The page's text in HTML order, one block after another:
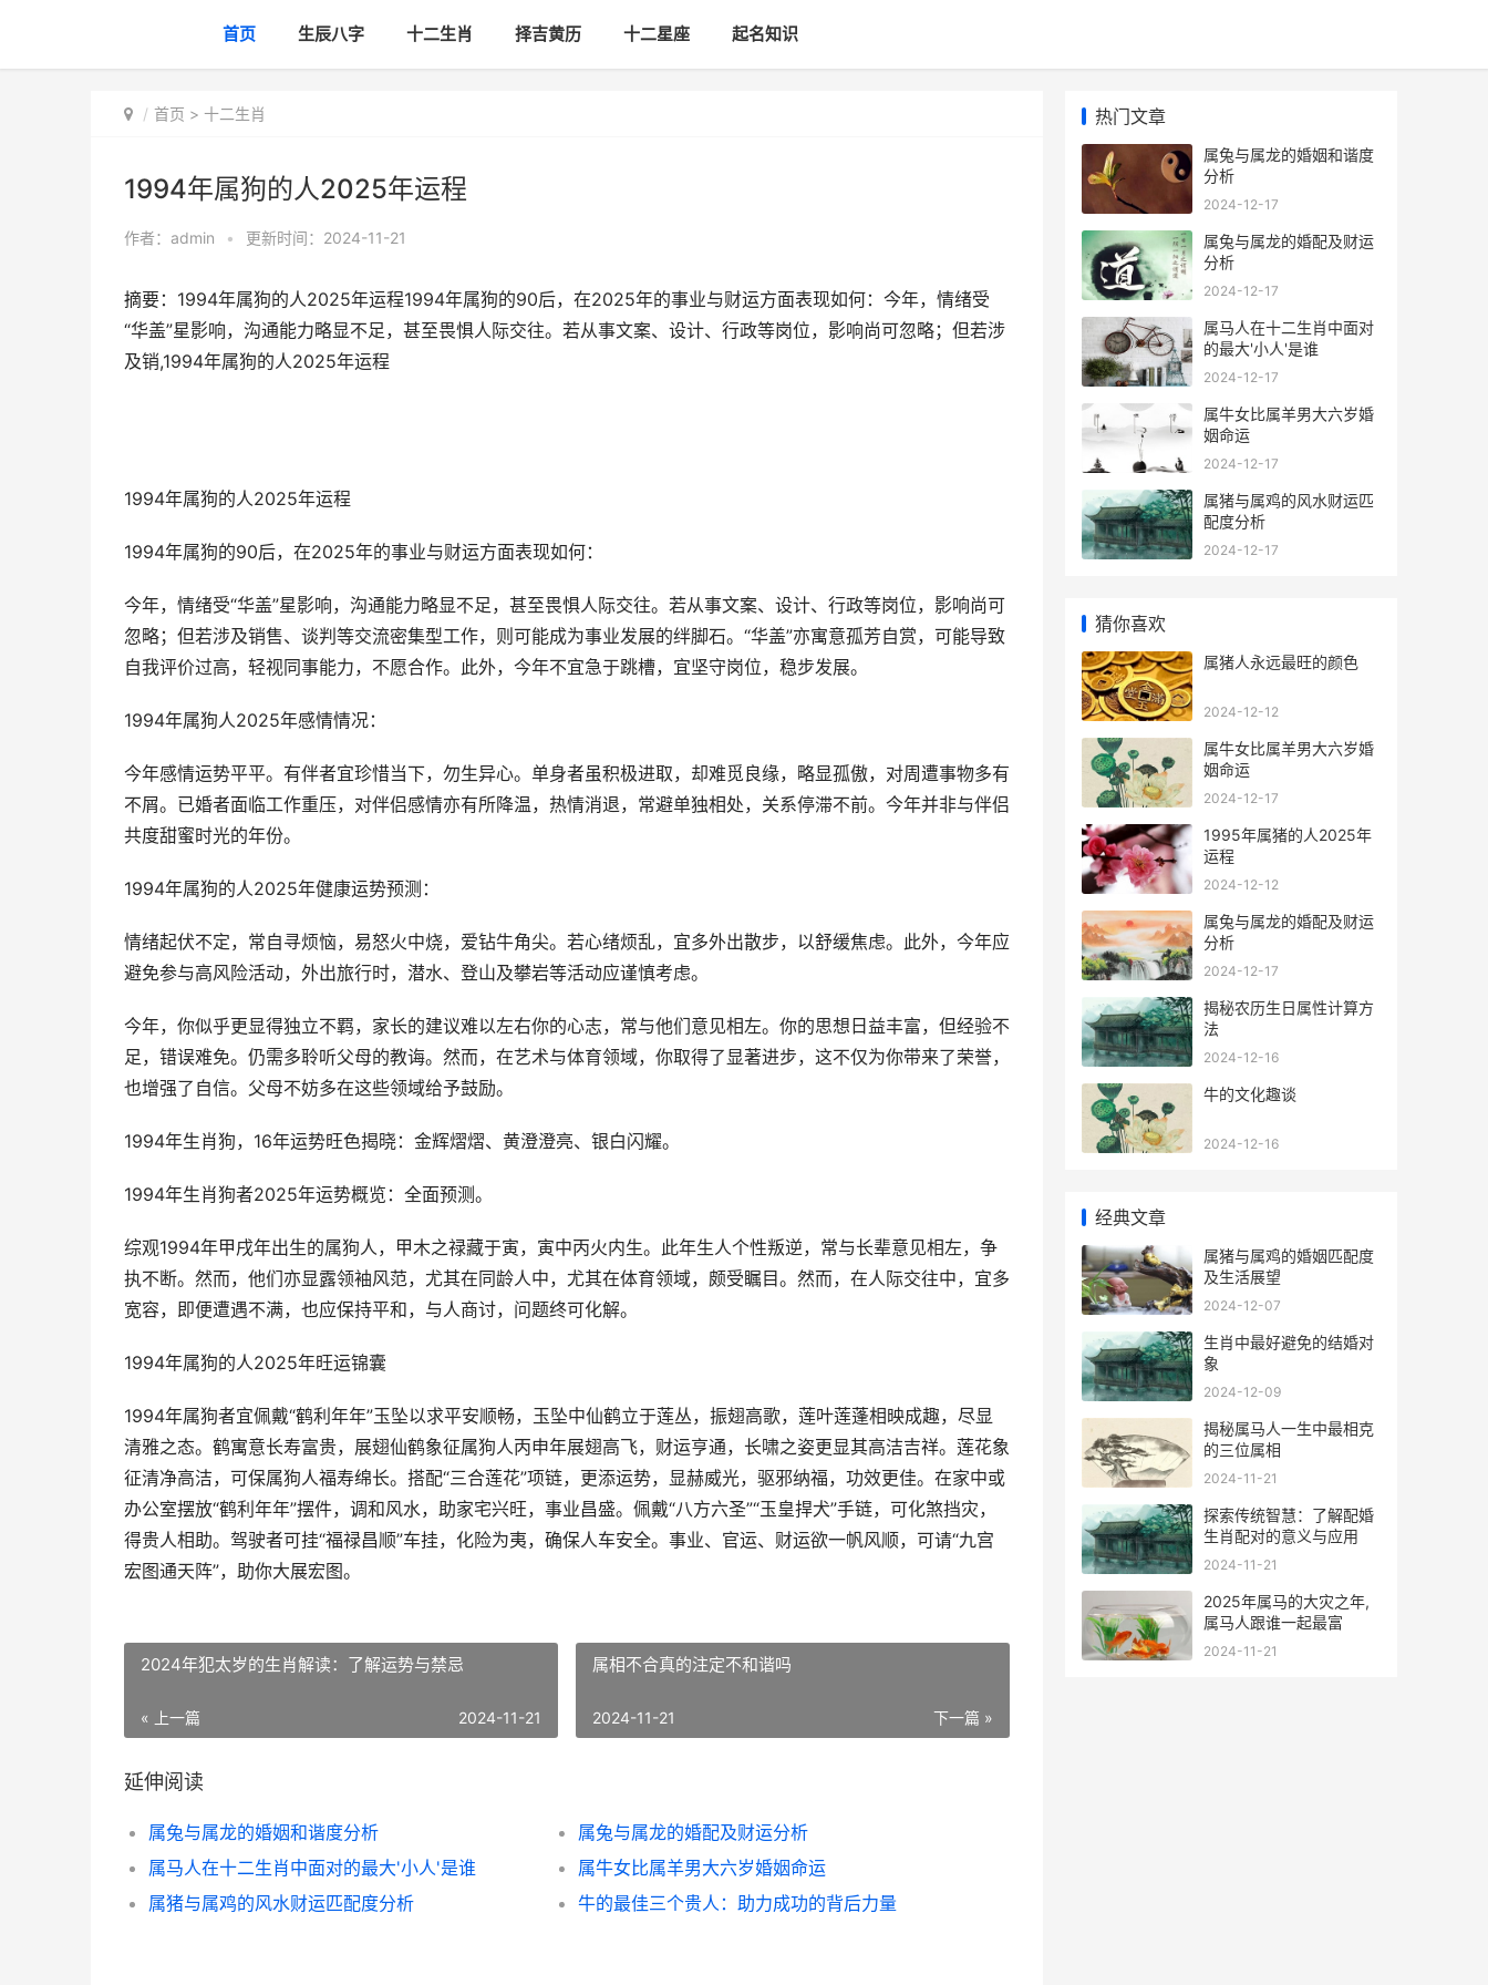
首页 生辰八字 十二生肖 择吉黄历 十二星座 起名知识
首页 > 十二生肖
1994年属狗的人2025年运程
作者： admin • 更新时间：2024-11-21
摘要：1994年属狗的人2025年运程1994年属狗的90后，在2025年的事业与财运方面表现如何：今年，情绪受
“华盖”星影响，沟通能力略显不足，甚至畏惧人际交往。若从事文案、设计、行政等岗位，影响尚可忽略；但若涉
及销,1994年属狗的人2025年运程
1994年属狗的人2025年运程
1994年属狗的90后，在2025年的事业与财运方面表现如何：
今年，情绪受“华盖”星影响，沟通能力略显不足，甚至畏惧人际交往。若从事文案、设计、行政等岗位，影响尚可
忽略；但若涉及销售、谈判等交流密集型工作，则可能成为事业发展的绊脚石。“华盖”亦寓意孤芳自赏，可能导致
自我评价过高，轻视同事能力，不愿合作。此外，今年不宜急于跳槽，宜坚守岗位，稳步发展。
1994年属狗人2025年感情情况：
今年感情运势平平。有伴者宜珍惜当下，勿生异心。单身者虽积极进取，却难觅良缘，略显孤傲，对周遭事物多有
不屑。已婚者面临工作重压，对伴侣感情亦有所降温，热情消退，常避单独相处，关系停滞不前。今年并非与伴侣
共度甜蜜时光的年份。
1994年属狗的人2025年健康运势预测：
情绪起伏不定，常自寻烦恼，易怒火中烧，爱钻牛角尖。若心绪烦乱，宜多外出散步，以舒缓焦虑。此外，今年应
避免参与高风险活动，外出旅行时，潜水、登山及攀岩等活动应谨慎考虑。
今年，你似乎更显得独立不羁，家长的建议难以左右你的心志，常与他们意见相左。你的思想日益丰富，但经验不
足，错误难免。仍需多聆听父母的教诲。然而，在艺术与体育领域，你取得了显著进步，这不仅为你带来了荣誉，
也增强了自信。父母不妨多在这些领域给予鼓励。
1994年生肖狗，16年运势旺色揭晓：金辉熠熠、黄澄澄亮、银白闪耀。
1994年生肖狗者2025年运势概览：全面预测。
综观1994年甲戌年出生的属狗人，甲木之禄藏于寅，寅中丙火内生。此年生人个性叛逆，常与长辈意见相左，争
执不断。然而，他们亦显露领袖风范，尤其在同龄人中，尤其在体育领域，颇受瞩目。然而，在人际交往中，宜多
宽容，即便遭遇不满，也应保持平和，与人商讨，问题终可化解。
1994年属狗的人2025年旺运锦囊
1994年属狗者宜佩戴“鹤利年年”玉坠以求平安顺畅，玉坠中仙鹤立于莲丛，振翅高歌，莲叶莲蓬相映成趣，尽显
清雅之态。鹤寓意长寿富贵，展翅仙鹤象征属狗人丙申年展翅高飞，财运亨通，长啸之姿更显其高洁吉祥。莲花象
征清净高洁，可保属狗人福寿绵长。搭配“三合莲花”项链，更添运势，显赫威光，驱邪纳福，功效更佳。在家中或
办公室摆放“鹤利年年”摆件，调和风水，助家宅兴旺，事业昌盛。佩戴“八方六圣”“玉皇捍犬”手链，可化煞挡灾，
得贵人相助。驾驶者可挂“福禄昌顺”车挂，化险为夷，确保人车安全。事业、官运、财运欲一帆风顺，可请“九宫
宏图通天阵”，助你大展宏图。
2024年犯太岁的生肖解读：了解运势与禁忌
« 上一篇 2024-11-21
属相不合真的注定不和谐吗
下一篇 »
2024-11-21
延伸阅读
属兔与属龙的婚姻和谐度分析
属兔与属龙的婚配及财运分析
属马人在十二生肖中面对的最大'小人'是谁
属牛女比属羊男大六岁婚姻命运
属猪与属鸡的风水财运匹配度分析
牛的最佳三个贵人：助力成功的背后力量
热门文章
属兔与属龙的婚姻和谐度
分析
2024-12-17
属兔与属龙的婚配及财运
分析
2024-12-17
属马人在十二生肖中面对
的最大'小人'是谁
2024-12-17
属牛女比属羊男大六岁婚
姻命运
2024-12-17
属猪与属鸡的风水财运匹
配度分析
2024-12-17
猜你喜欢
属猪人永远最旺的颜色
2024-12-12
属牛女比属羊男大六岁婚
姻命运
2024-12-17
1995年属猪的人2025年
运程
2024-12-12
属兔与属龙的婚配及财运
分析
2024-12-17
揭秘农历生日属性计算方
法
2024-12-16
牛的文化趣谈
2024-12-16
经典文章
属猪与属鸡的婚姻匹配度
及生活展望
2024-12-07
生肖中最好避免的结婚对
象
2024-12-09
揭秘属马人一生中最相克
的三位属相
2024-11-21
探索传统智慧：了解配婚
生肖配对的意义与应用
2024-11-21
2025年属马的大灾之年,
属马人跟谁一起最富
2024-11-21